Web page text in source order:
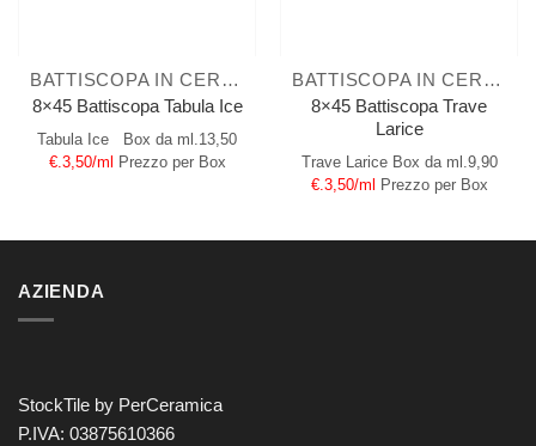
BATTISCOPA IN CERAMICA
8×45 Battiscopa Tabula Ice
Tabula Ice
Box da ml.13,50
€.3,50/ml
Prezzo per Box
BATTISCOPA IN CERAMICA
8×45 Battiscopa Trave
Larice
Trave Larice Box da ml.9,90
€.3,50/ml Prezzo per Box
AZIENDA
StockTile by PerCeramica
P.IVA: 03875610366